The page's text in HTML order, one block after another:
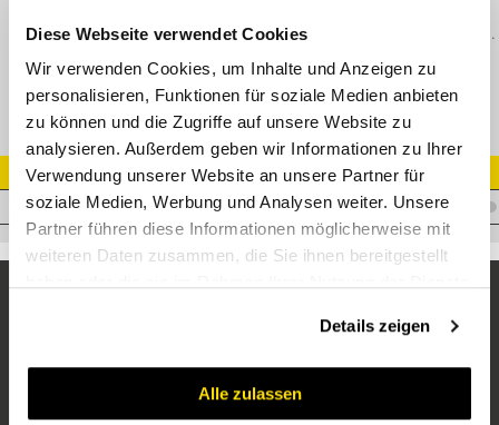
Diese Webseite verwendet Cookies
Wir verwenden Cookies, um Inhalte und Anzeigen zu
personalisieren, Funktionen für soziale Medien anbieten
zu können und die Zugriffe auf unsere Website zu
analysieren. Außerdem geben wir Informationen zu Ihrer
Verwendung unserer Website an unsere Partner für
soziale Medien, Werbung und Analysen weiter. Unsere
Partner führen diese Informationen möglicherweise mit
weiteren Daten zusammen, die Sie ihnen bereitgestellt
Details zeigen
Alle zulassen
ACHTUNG: Bei der Lieferung von Rohren fallen zusätzliche Versandkosten an.
Artikel Nr.
V.R-20X2-1.4571